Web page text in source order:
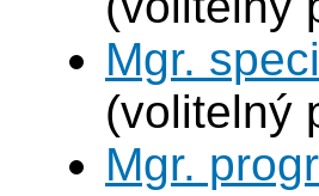
Mgr.
(volitelný
Mgr.